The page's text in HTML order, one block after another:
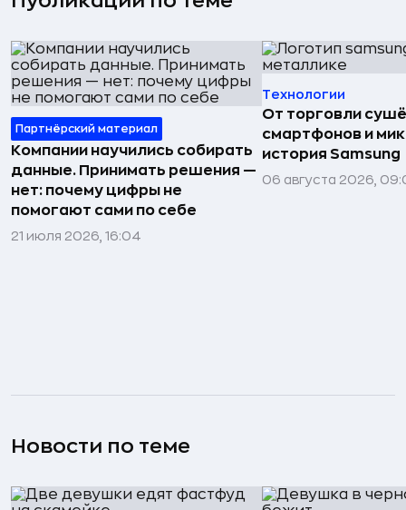
Партнёрский материал
Компании научились собирать
данные. Принимать решения —
нет: почему цифры не
помогают сами по себе
21 июля 2026, 16:04
Технологии
От торговли
смартфонов и
история Samsung
06 августа 2026,
Новости по теме